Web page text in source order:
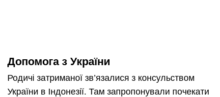
Допомога з України
Родичі затриманої зв’язалися з консульством
України в Індонезії. Там запропонували почекати